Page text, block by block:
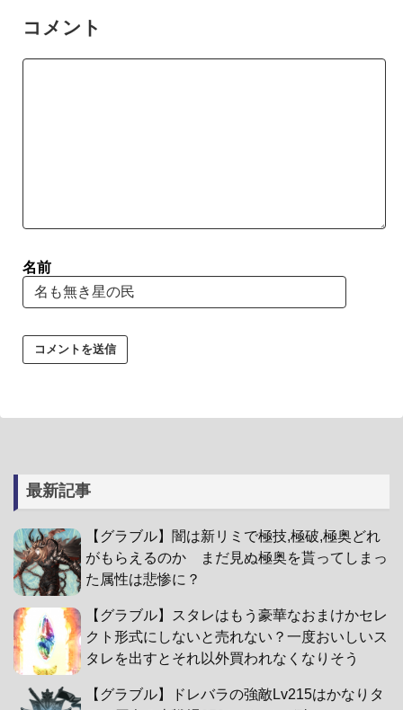
コメント
名前
最新記事
【グラブル】闇は新リミで極技,極破,極奥どれ
がもらえるのか まだ見ぬ極奥を貰ってしまっ
た属性は悲惨に？
【グラブル】スタレはもう豪華なおまけかセレ
クト形式にしないと売れない？一度おいしいス
タレを出すとそれ以外買われなくなりそう
【グラブル】ドレバラの強敵Lv215はかなりタ